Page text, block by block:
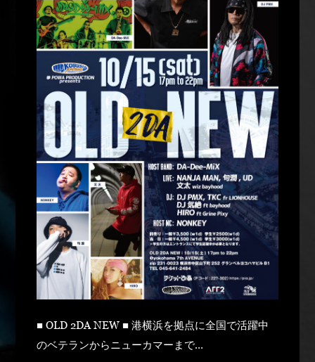
そしてRelease Artistには前作Mix CDが発売から僅
か1ヶ月で完売！【WALKING BAD】シリーズから
2年の沈黙を破り待望のvol.2をリリースしたDJ
MARV！！ 出演者は主催メンバーでもある広島の
重鎮DJ 【Santana】や【M.A.X】は勿論の事、
Club Gレギュラーメンバーから剛腕DJ
【CHANGG】【KOBU】も出演！ MC陣には香川
から西の旋風を起こす【FU-G】、広島WHODAT
から【額】等、厳選されたメンバーがフロアの引
き上げるでしょう！ 当日フロアではLIVE PAINT
スペースで$OLLAによるLive Artも必見です！！
現在少しでも楽しんで頂けるよう少しづつ準備を
進めて参ります。是非皆様のご来場心よりお待ち
しております♪ ※感染症対策の為、入り口ではアル
コール消毒、検温、マスクを着用の上入場頂きま
すようご協力宜しくお願い致します。※広島県の感
染状況次第では、やむを得なく中止となる場合が
御座います。 @eva_local_studio_
■ OLD 2DA NEW ■ 港横浜を拠点に全国で活躍中
のベテランからニューカマーまで